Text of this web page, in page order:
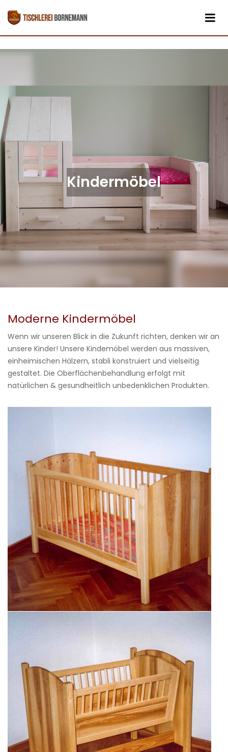
Kindermöbel
Moderne Kindermöbel
Wenn wir unseren Blick in die Zukunft richten, denken wir an
unsere Kinder! Unsere Kindemöbel werden aus massiven,
einheimischen Hälzern, stabli konstruiert und vielseitig
gestaltet. Die Oberflächenbehandlung erfolgt mit
natürlichen & gesundheitlich unbedenklichen Produkten.